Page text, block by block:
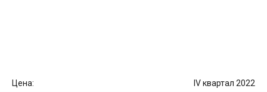
Цена: IV квартал 2022